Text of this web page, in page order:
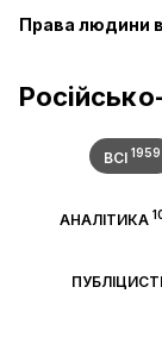
Права людини в
ВСІ 1959
АНАЛІТИКА